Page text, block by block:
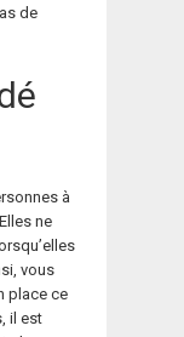
de
à
ne
vous
place ce
il est